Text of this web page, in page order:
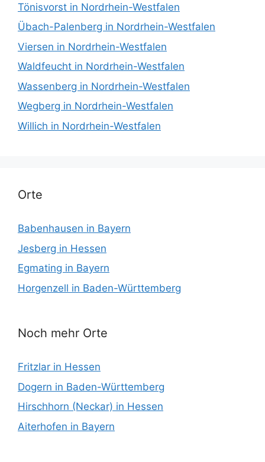
Tönisvorst in Nordrhein-Westfalen
Übach-Palenberg in Nordrhein-Westfalen
Viersen in Nordrhein-Westfalen
Waldfeucht in Nordrhein-Westfalen
Wassenberg in Nordrhein-Westfalen
Wegberg in Nordrhein-Westfalen
Willich in Nordrhein-Westfalen
Orte
Babenhausen in Bayern
Jesberg in Hessen
Egmating in Bayern
Horgenzell in Baden-Württemberg
Noch mehr Orte
Fritzlar in Hessen
Dogern in Baden-Württemberg
Hirschhorn (Neckar) in Hessen
Aiterhofen in Bayern